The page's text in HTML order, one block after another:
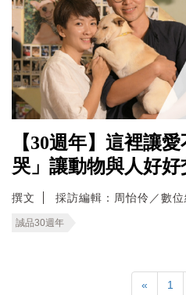
【30週年】這裡讓
哭」讓動物與人好好
撰文 採訪編輯：周怡伶／數
誠品30週年
« 1